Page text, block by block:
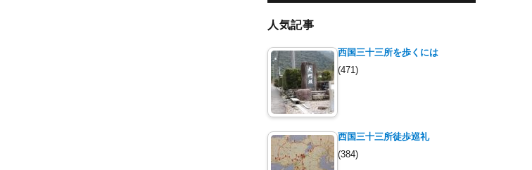
人気記事
西国三十三所を歩くには
(471)
西国三十三所徒歩巡礼
(384)